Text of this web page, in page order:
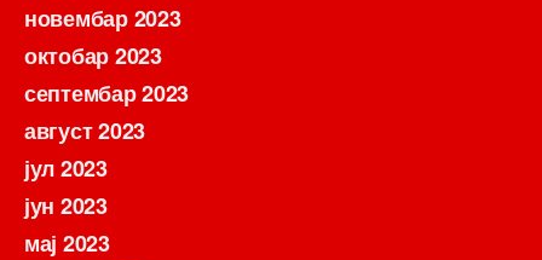
новембар 2023
октобар 2023
септембар 2023
август 2023
јул 2023
јун 2023
мај 2023